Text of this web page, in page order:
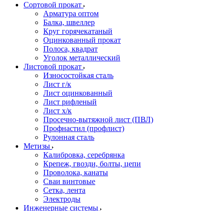
Сортовой прокат
Арматура оптом
Балка, швеллер
Круг горячекатаный
Оцинкованный прокат
Полоса, квадрат
Уголок металлический
Листовой прокат
Износостойкая сталь
Лист г/к
Лист оцинкованный
Лист рифленый
Лист х/к
Просечно-вытяжной лист (ПВЛ)
Профнастил (профлист)
Рулонная сталь
Метизы
Калибровка, серебрянка
Крепеж, гвозди, болты, цепи
Проволока, канаты
Сваи винтовые
Сетка, лента
Электроды
Инженерные системы